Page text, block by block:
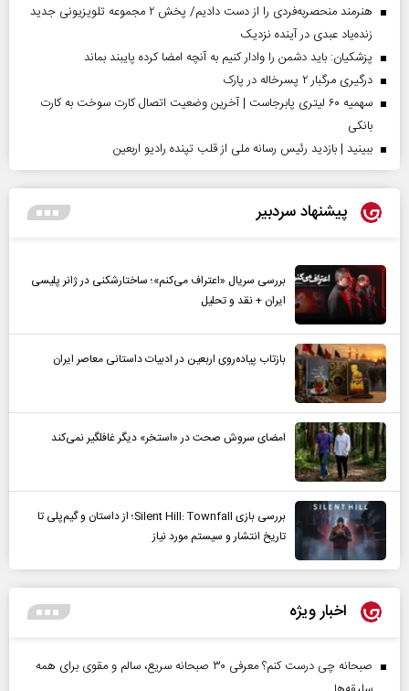
هنرمند منحصر‌به‌فردی را از دست دادیم/ پخش ۲ مجموعه تلویزیونی جدید
زنده‌یاد عبدی در آینده نزدیک
پزشکیان: باید دشمن را وادار کنیم به آنچه امضا کرده پایبند بماند
درگیری مرگبار ۲ پسرخاله در پارک
سهمیه ۶۰ لیتری پابرجاست | آخرین وضعیت اتصال کارت سوخت به کارت
بانکی
ببینید | بازدید رئیس رسانه ملی از قلب تپنده رادیو اربعین
پیشنهاد سردبیر
بررسی سریال «اعتراف می‌کنم»؛ ساختارشکنی در ژانر پلیسی
ایران + نقد و تحلیل
بازتاب پیاده‌روی اربعین در ادبیات داستانی معاصر ایران
امضای سروش صحت در «استخر» دیگر غافلگیر نمی‌کند
بررسی بازی Silent Hill: Townfall؛ از داستان و گیم‌پلی تا
تاریخ انتشار و سیستم مورد نیاز
اخبار ویژه
صبحانه چی درست کنم؟ معرفی ۳۰ صبحانه سریع، سالم و مقوی برای همه